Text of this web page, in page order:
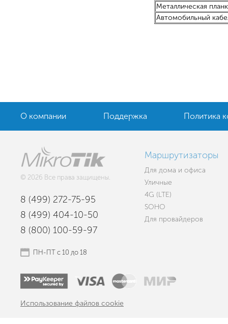
Металлическая
Автомобильный
О компании Поддержка Политика
© 2026 Все права защищены.
8 (499) 272-75-95
8 (499) 404-10-50
8 (800) 100-59-97
ПН-ПТ с 10 до 18
Маршрутизаторы
Для дома и офиса
Уличные
4G (LTE)
SOHO
Для провайдеров
Использование файлов cookie